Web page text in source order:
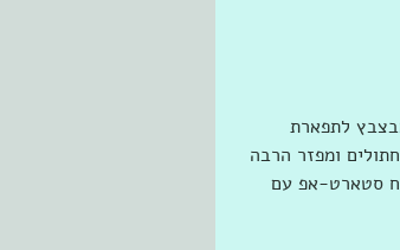
לתפארת
ומפזר הרבה
סטארט-אפ עם